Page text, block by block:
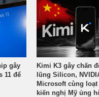
gây
11 để
Kimi K3 gây chấn
lũng Silicon,
Microsoft cùng
kiến nghị Mỹ ủng